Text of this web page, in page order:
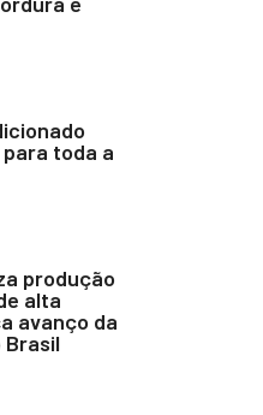
toda a
produção
alta
avanço da
Brasil